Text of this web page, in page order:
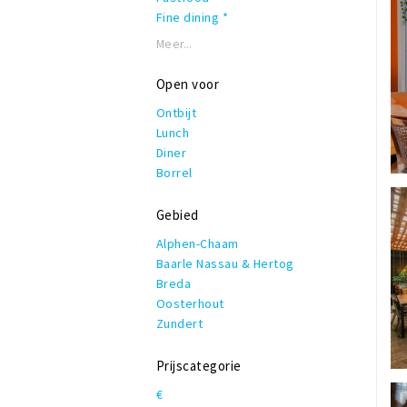
Fine dining *
Frans
Grill
Hamburgers
IJs en ander lekkers
Indiaas
Indonesisch
Internationaal
Japans
Koffie, lunch & lekkers
Latijns-Amerikaans
Mediterraan
Moors
Nederlands - Belgisch
Pannenkoeken
Pizza
Snelle hap
Meer...
Open voor
Ontbijt
Lunch
Diner
Borrel
Gebied
Alphen-Chaam
Baarle Nassau & Hertog
Breda
Oosterhout
Zundert
Prijscategorie
€